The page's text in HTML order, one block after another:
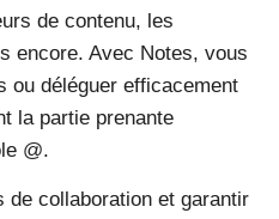
de contenu, les
encore. Avec Notes, vous
ou déléguer efficacement
la partie prenante
@.
de collaboration et garantir